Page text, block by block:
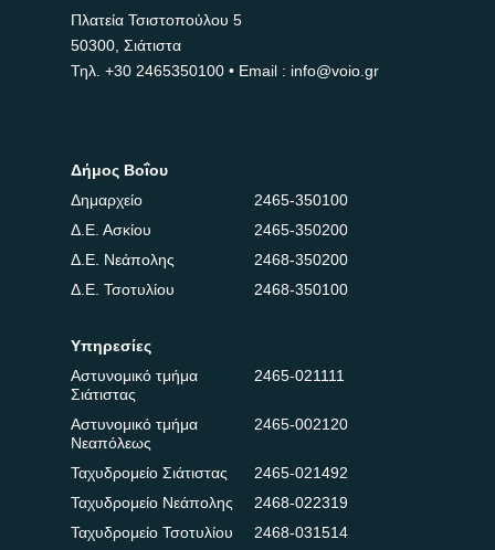
Πλατεία Τσιστοπούλου 5
50300, Σιάτιστα
Τηλ. +30 2465350100 • Email : info@voio.gr
Δήμος Βοΐου
Δημαρχείο
2465-350100
Δ.Ε. Ασκίου
2465-350200
Δ.Ε. Νεάπολης
2468-350200
Δ.Ε. Τσοτυλίου
2468-350100
Υπηρεσίες
Αστυνομικό τμήμα
Σιάτιστας
2465-021111
Αστυνομικό τμήμα
Νεαπόλεως
2465-002120
Ταχυδρομείο Σιάτιστας
2465-021492
Ταχυδρομείο Νεάπολης
2468-022319
Ταχυδρομείο Τσοτυλίου
2468-031514